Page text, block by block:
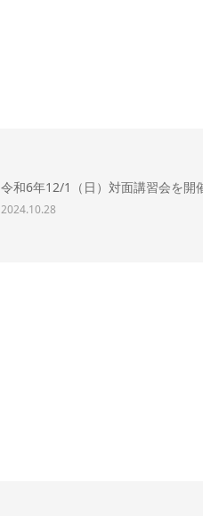
令和6年12/1（日）対面講習会を開
2024.10.28